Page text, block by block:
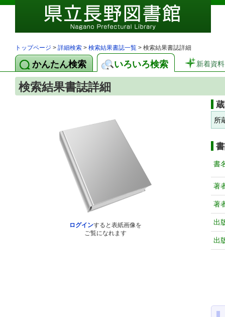
トップページ > 詳細検索 > 検索結果書誌一覧 > 検索結果書誌詳細
かんたん検索 いろいろ検索 新着資料
検索結果書誌詳細
ログインすると表紙画像を
ご覧になれます
所
書
著
著
出
出